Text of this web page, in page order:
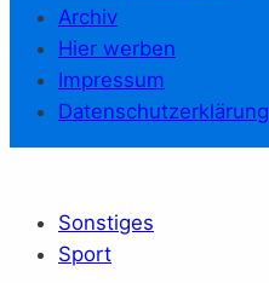
Archiv
Hier werben
Impressum
Datenschutzerklärung
Sonstiges
Sport